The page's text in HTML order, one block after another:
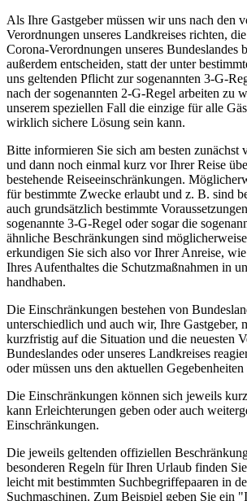
Als Ihre Gastgeber müssen wir uns nach den
Verordnungen unseres Landkreises richten,
Corona-Verordnungen unseres Bundeslandes
außerdem entscheiden, statt der unter
uns geltenden Pflicht zur sogenannten 3-G-
nach der sogenannten 2-G-Regel arbeiten zu
unserem speziellen Fall die einzige für alle
wirklich sichere Lösung sein kann.
Bitte informieren Sie sich am besten zunächst
und dann noch einmal kurz vor Ihrer Reise
bestehende Reiseeinschränkungen.
für bestimmte Zwecke erlaubt und z. B. sind
auch grundsätzlich bestimmte
sogenannte 3-G-Regel oder sogar die
ähnliche Beschränkungen sind
erkundigen Sie sich also vor Ihrer Anreise,
Ihres Aufenthaltes die Schutzmaßnahmen in
handhaben.
Die Einschränkungen bestehen von
unterschiedlich und auch wir, Ihre Gastgeber,
kurzfristig auf die Situation und die neuesten
Bundeslandes oder unseres Landkreises
oder müssen uns den aktuellen Gegebenheiten
Die Einschränkungen können sich jeweils
kann Erleichterungen geben oder auch
Einschränkungen.
Die jeweils geltenden offiziellen
besonderen Regeln für Ihren Urlaub finden
leicht mit bestimmten Suchbegriffepaaren in
Suchmaschinen. Zum Beispiel geben Sie ein